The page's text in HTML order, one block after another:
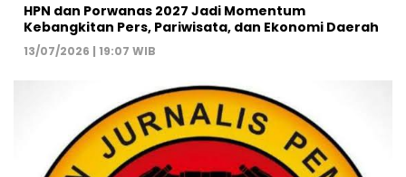
HPN dan Porwanas 2027 Jadi Momentum
Kebangkitan Pers, Pariwisata, dan Ekonomi Daerah
13/07/2026 | 19:07 WIB